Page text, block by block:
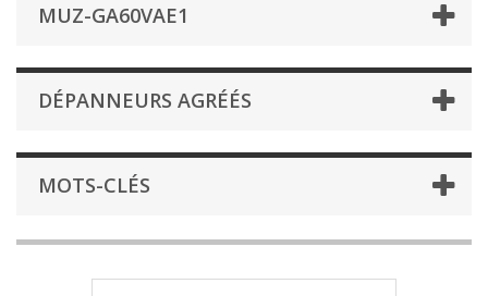
MUZ-GA60VAE1
DÉPANNEURS AGRÉÉS
MOTS-CLÉS